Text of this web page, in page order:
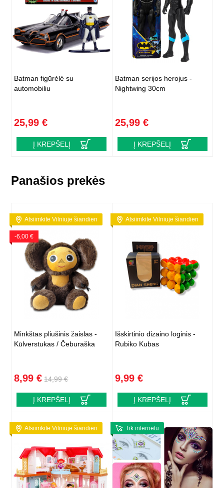
Batman figūrėlė su
automobiliu
25,99 €
Į KREPŠELĮ
Batman serijos herojus -
Nightwing 30cm
25,99 €
Į KREPŠELĮ
Panašios prekės
Atsiimkite Vilniuje šiandien
-6,00 €
Minkštas pliušinis žaislas -
Kūlverstukas / Čeburaška
8,99 € 14,99 €
Į KREPŠELĮ
Atsiimkite Vilniuje šiandien
Išskirtinio dizaino loginis -
Rubiko Kubas
9,99 €
Į KREPŠELĮ
Atsiimkite Vilniuje šiandien Tik internetu